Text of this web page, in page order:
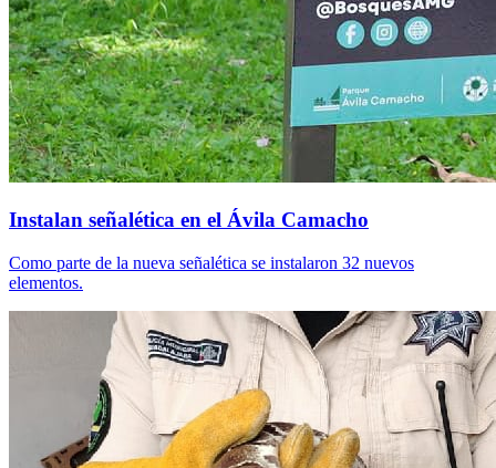
Instalan señalética en el Ávila Camacho
Como parte de la nueva señalética se instalaron 32 nuevos
elementos.